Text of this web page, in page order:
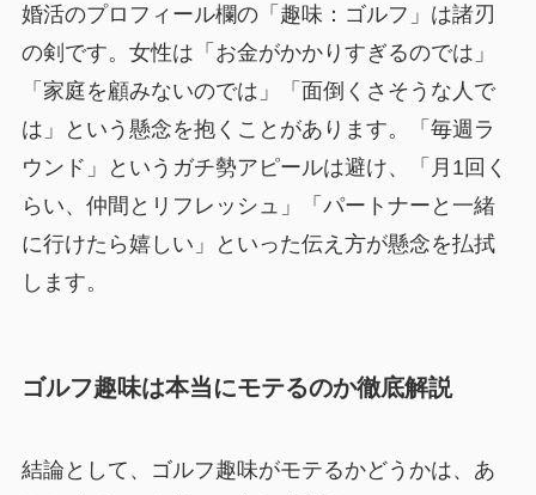
婚活のプロフィール欄の「趣味：ゴルフ」は諸刃
の剣です。女性は「お金がかかりすぎるのでは」
「家庭を顧みないのでは」「面倒くさそうな人で
は」という懸念を抱くことがあります。「毎週ラ
ウンド」というガチ勢アピールは避け、「月1回く
らい、仲間とリフレッシュ」「パートナーと一緒
に行けたら嬉しい」といった伝え方が懸念を払拭
します。
ゴルフ趣味は本当にモテるのか徹底解説
結論として、ゴルフ趣味がモテるかどうかは、あ